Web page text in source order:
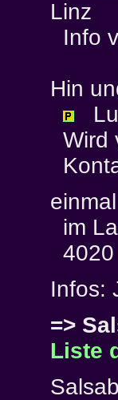
Linz
Info
Hin
Wird
im
Infos:
=>
Liste